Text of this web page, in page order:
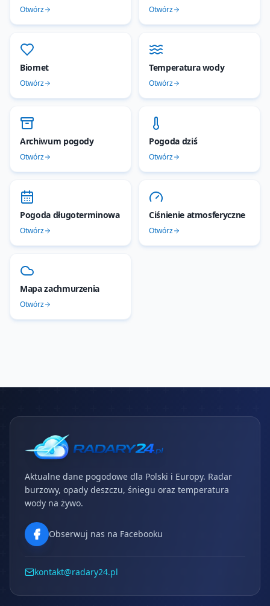
Otwórz Otwórz
Biomet
Otwórz
Temperatura wody
Otwórz
Archiwum pogody
Otwórz
Pogoda dziś
Otwórz
Pogoda długoterminowa
Otwórz
Ciśnienie atmosferyczne
Otwórz
Mapa zachmurzenia
Otwórz
Aktualne dane pogodowe dla Polski i Europy. Radar
burzowy, opady deszczu, śniegu oraz temperatura
wody na żywo.
Obserwuj nas na Facebooku
kontakt@radary24.pl